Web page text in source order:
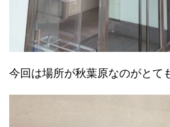
今回は場所が秋葉原なのがとて